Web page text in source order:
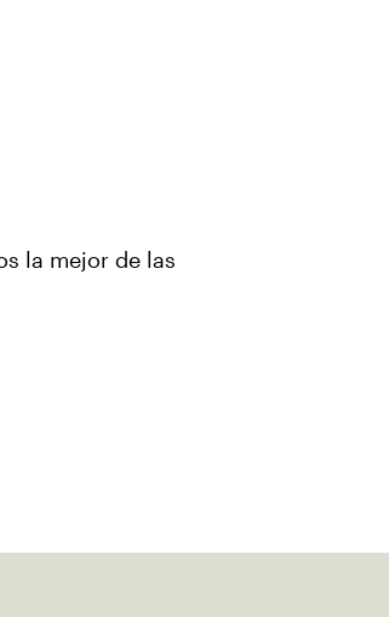
la mejor de las